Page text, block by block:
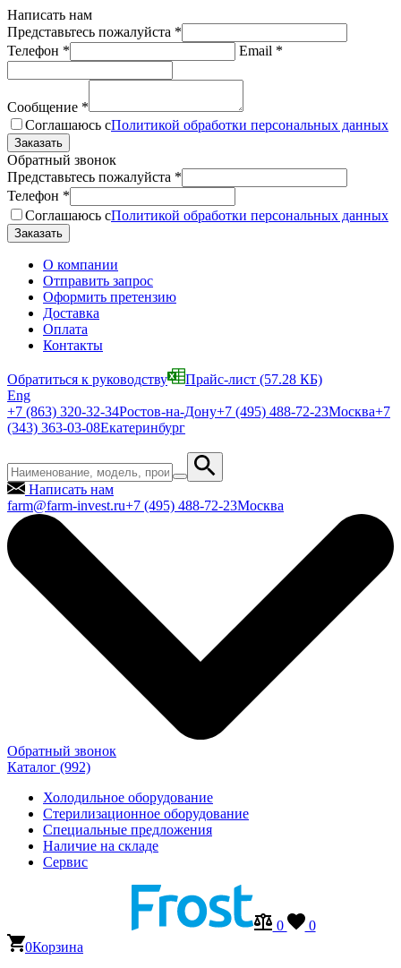
Написать нам
Представьтесь пожалуйста *
Телефон * Email *
Сообщение *
Соглашаюсь сПолитикой обработки персональных данных
Обратный звонок
Представьтесь пожалуйста *
Телефон *
Соглашаюсь сПолитикой обработки персональных данных
О компании
Отправить запрос
Оформить претензию
Доставка
Оплата
Контакты
Обратиться к руководству Прайс-лист (57.28 КБ)
Eng
+7 (863) 320-32-34Ростов-на-Дону+7 (495) 488-72-23Москва+7
(343) 363-03-08Екатеринбург
Написать нам
farm@farm-invest.ru+7 (495) 488-72-23Москва
Обратный звонок
Каталог (992)
Холодильное оборудование
Стерилизационное оборудование
Специальные предложения
Наличие на складе
Сервис
0
0
0Корзина